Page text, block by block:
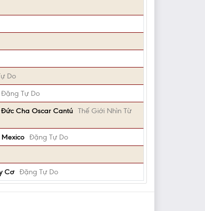
Do
Đặng Tự Do
Cha Oscar Cantú Thế Giới Nhìn Từ
Đặng Tự Do
Cơ Đặng Tự Do